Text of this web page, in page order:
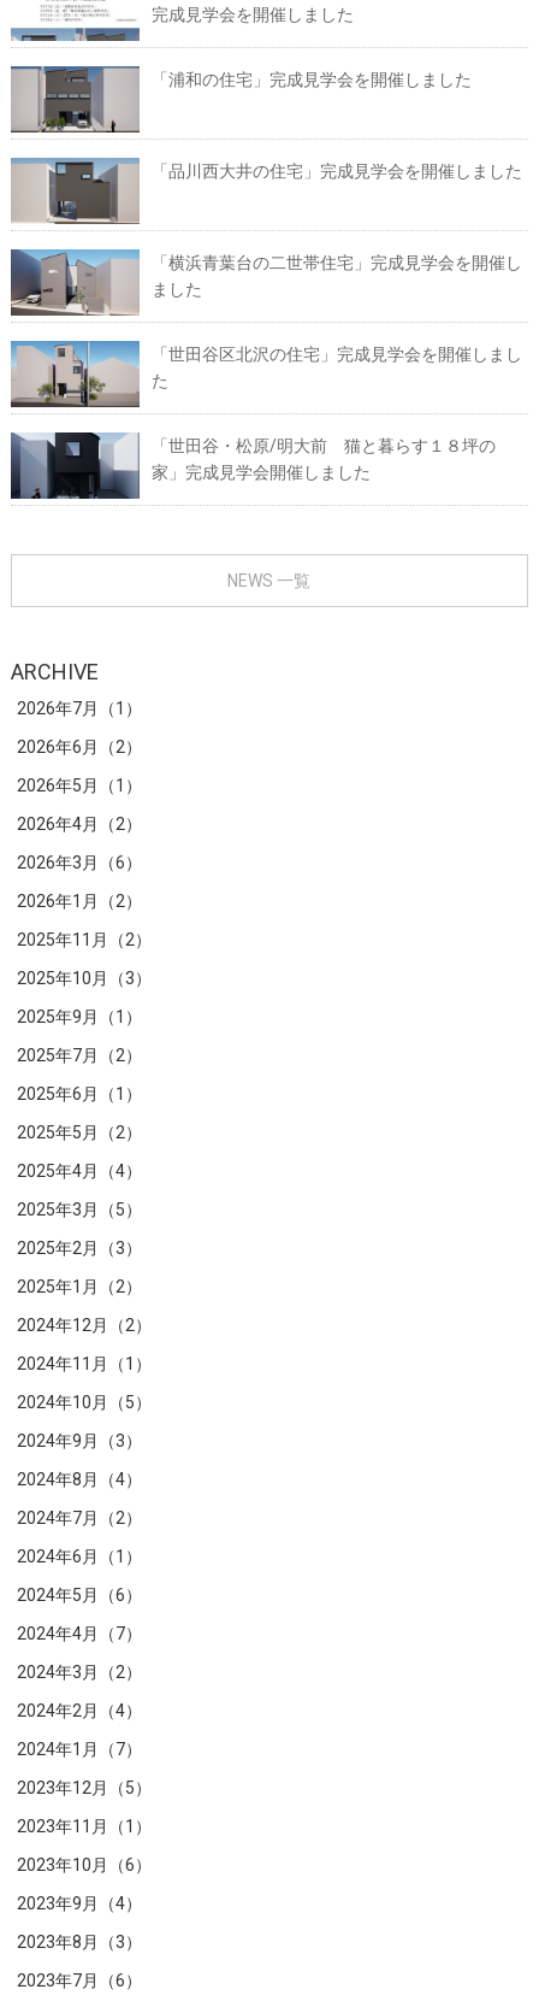
完成見学会を開催しました
「浦和の住宅」完成見学会を開催しました
「品川西大井の住宅」完成見学会を開催しました
「横浜青葉台の二世帯住宅」完成見学会を開催し
ました
「世田谷区北沢の住宅」完成見学会を開催しまし
た
「世田谷・松原/明大前 猫と暮らす１８坪の
家」完成見学会開催しました
NEWS 一覧
ARCHIVE
2026年7月（1）
2026年6月（2）
2026年5月（1）
2026年4月（2）
2026年3月（6）
2026年1月（2）
2025年11月（2）
2025年10月（3）
2025年9月（1）
2025年7月（2）
2025年6月（1）
2025年5月（2）
2025年4月（4）
2025年3月（5）
2025年2月（3）
2025年1月（2）
2024年12月（2）
2024年11月（1）
2024年10月（5）
2024年9月（3）
2024年8月（4）
2024年7月（2）
2024年6月（1）
2024年5月（6）
2024年4月（7）
2024年3月（2）
2024年2月（4）
2024年1月（7）
2023年12月（5）
2023年11月（1）
2023年10月（6）
2023年9月（4）
2023年8月（3）
2023年7月（6）